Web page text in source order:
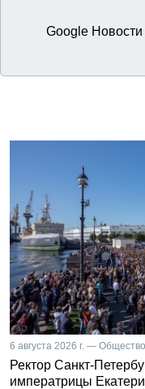
Google Новости
6 августа 2026 г. — Общество
Ректор Санкт-
императрицы